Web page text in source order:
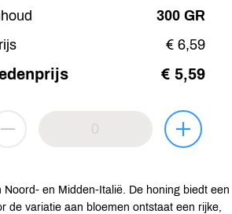
300 GR
€ 6,59
€ 5,59
en Midden-Italië. De honing biedt een
de variatie aan bloemen ontstaat een rijke,